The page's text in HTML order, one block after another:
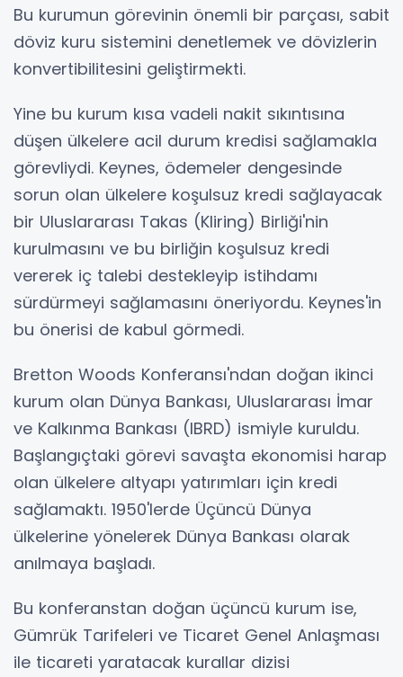
Bu kurumun görevinin önemli bir parçası, sabit
döviz kuru sistemini denetlemek ve dövizlerin
konvertibilitesini geliştirmekti.
Yine bu kurum kısa vadeli nakit sıkıntısına
düşen ülkelere acil durum kredisi sağlamakla
görevliydi. Keynes, ödemeler dengesinde
sorun olan ülkelere koşulsuz kredi sağlayacak
bir Uluslararası Takas (Kliring) Birliği'nin
kurulmasını ve bu birliğin koşulsuz kredi
vererek iç talebi destekleyip istihdamı
sürdürmeyi sağlamasını öneriyordu. Keynes'in
bu önerisi de kabul görmedi.
Bretton Woods Konferansı'ndan doğan ikinci
kurum olan Dünya Bankası, Uluslararası İmar
ve Kalkınma Bankası (IBRD) ismiyle kuruldu.
Başlangıçtaki görevi savaşta ekonomisi harap
olan ülkelere altyapı yatırımları için kredi
sağlamaktı. 1950'lerde Üçüncü Dünya
ülkelerine yönelerek Dünya Bankası olarak
anılmaya başladı.
Bu konferanstan doğan üçüncü kurum ise,
Gümrük Tarifeleri ve Ticaret Genel Anlaşması
ile ticareti yaratacak kurallar dizisi